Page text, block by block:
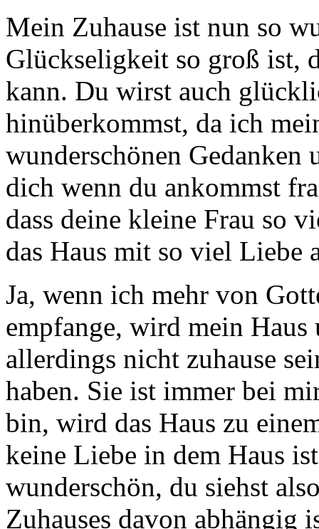
Mein Zuhause ist nun so
Glückseligkeit so groß ist,
kann. Du wirst auch
hinüberkommst, da ich
wunderschönen
dich wenn du ankommst
dass deine kleine Frau so
das Haus mit so viel Liebe
Ja, wenn ich mehr von
empfange, wird mein Haus
allerdings nicht zuhause
haben. Sie ist immer bei
bin, wird das Haus zu
keine Liebe in dem Haus
wunderschön, du siehst
Zuhauses davon